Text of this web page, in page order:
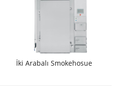
İki Arabalı Smokehosue